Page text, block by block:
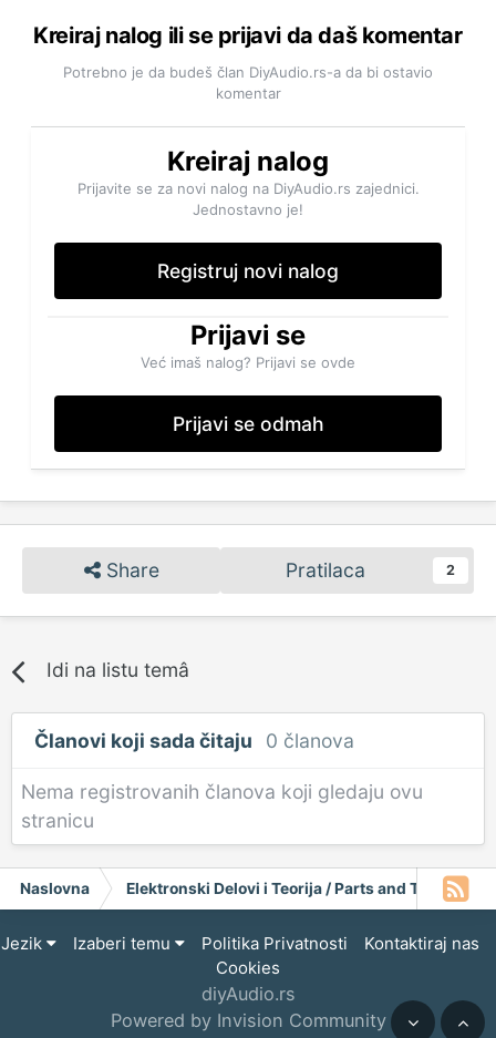
Kreiraj nalog ili se prijavi da daš komentar
Potrebno je da budeš član DiyAudio.rs-a da bi ostavio
komentar
Kreiraj nalog
Prijavite se za novi nalog na DiyAudio.rs zajednici.
Jednostavno je!
Registruj novi nalog
Prijavi se
Već imaš nalog? Prijavi se ovde
Prijavi se odmah
Share Pratilaca 2
Idi na listu temâ
Članovi koji sada čitaju 0 članova
Nema registrovanih članova koji gledaju ovu
stranicu
Naslovna Elektronski Delovi i Teorija / Parts and Theory
Jezik Izaberi temu Politika Privatnosti
Kontaktiraj nas
Cookies
diyAudio.rs
Powered by Invision Community